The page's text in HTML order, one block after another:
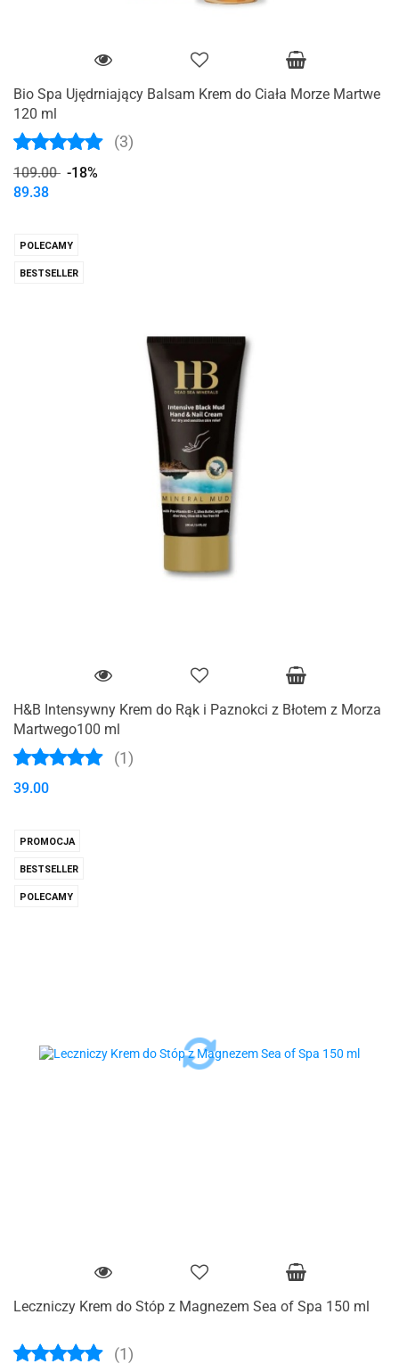
Bio Spa Ujędrniający Balsam Krem do Ciała Morze Martwe
120 ml
(3)
109.00 -18%
89.38
POLECAMY
BESTSELLER
H&B Intensywny Krem do Rąk i Paznokci z Błotem z Morza
Martwego100 ml
(1)
39.00
PROMOCJA
BESTSELLER
POLECAMY
Leczniczy Krem do Stóp z Magnezem Sea of Spa 150 ml
(1)